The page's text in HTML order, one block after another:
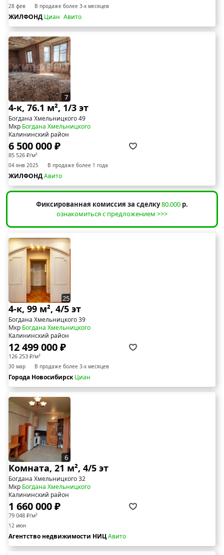
28 фев В продаже более 3-х месяцев
ЖИЛФОНД Циан Авито
7
4-к, 76.1 м², 1/3 эт
Богдана Хмельницкого 49
Мкр Богдана Хмельницкого
Калининский район
6 500 000 ₽
85 526 ₽/м²
04 янв 2025 В продаже более 1 года
ЖИЛФОНДАвито
Фиксированная комиссия за сделку80.000 р.
ознакомиться с предложением >>>
25
4-к, 99 м², 4/5 эт
Богдана Хмельницкого 39
Мкр Богдана Хмельницкого
Калининский район
12 499 000 ₽
126 253 ₽/м²
30 мар В продаже более 3-х месяцев
Города НовосибирскЦиан
6
Комната, 21 м², 4/5 эт
Богдана Хмельницкого 32
Мкр Богдана Хмельницкого
Калининский район
1 660 000 ₽
79 048 ₽/м²
12 июн
Агентство недвижимости НИЦАвито